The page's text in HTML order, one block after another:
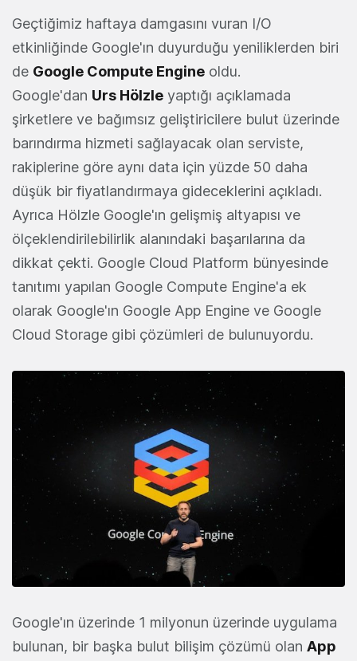
Geçtiğimiz haftaya damgasını vuran I/O
etkinliğinde Google'ın duyurduğu yeniliklerden biri
de Google Compute Engine oldu.
Google'dan Urs Hölzle yaptığı açıklamada
şirketlere ve bağımsız geliştiricilere bulut üzerinde
barındırma hizmeti sağlayacak olan serviste,
rakiplerine göre aynı data için yüzde 50 daha
düşük bir fiyatlandırmaya gideceklerini açıkladı.
Ayrıca Hölzle Google'ın gelişmiş altyapısı ve
ölçeklendirilebilirlik alanındaki başarılarına da
dikkat çekti. Google Cloud Platform bünyesinde
tanıtımı yapılan Google Compute Engine'a ek
olarak Google'ın Google App Engine ve Google
Cloud Storage gibi çözümleri de bulunuyordu.
Google'ın üzerinde 1 milyonun üzerinde uygulama
bulunan, bir başka bulut bilişim çözümü olan App